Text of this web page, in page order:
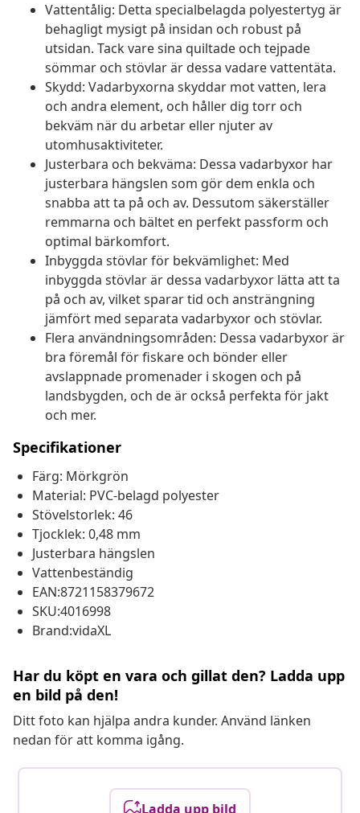
Vattentålig: Detta specialbelagda polyestertyg är
behagligt mysigt på insidan och robust på
utsidan. Tack vare sina quiltade och tejpade
sömmar och stövlar är dessa vadare vattentäta.
Skydd: Vadarbyxorna skyddar mot vatten, lera
och andra element, och håller dig torr och
bekväm när du arbetar eller njuter av
utomhusaktiviteter.
Justerbara och bekväma: Dessa vadarbyxor har
justerbara hängslen som gör dem enkla och
snabba att ta på och av. Dessutom säkerställer
remmarna och bältet en perfekt passform och
optimal bärkomfort.
Inbyggda stövlar för bekvämlighet: Med
inbyggda stövlar är dessa vadarbyxor lätta att ta
på och av, vilket sparar tid och ansträngning
jämfört med separata vadarbyxor och stövlar.
Flera användningsområden: Dessa vadarbyxor är
bra föremål för fiskare och bönder eller
avslappnade promenader i skogen och på
landsbygden, och de är också perfekta för jakt
och mer.
Specifikationer
Färg: Mörkgrön
Material: PVC-belagd polyester
Stövelstorlek: 46
Tjocklek: 0,48 mm
Justerbara hängslen
Vattenbeständig
EAN:8721158379672
SKU:4016998
Brand:vidaXL
Har du köpt en vara och gillat den? Ladda upp
en bild på den!
Ditt foto kan hjälpa andra kunder. Använd länken
nedan för att komma igång.
Ladda upp bild